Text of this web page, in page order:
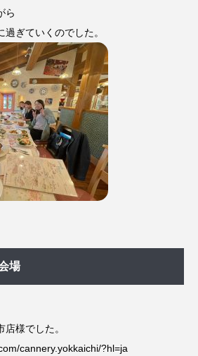
ら
ぎていくのでした。
場
様でした。
cannery.yokkaichi/?hl=ja